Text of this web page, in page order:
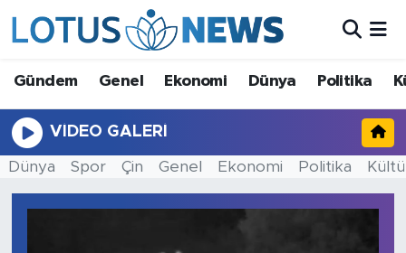
Gündem Genel Ekonomi Dünya Politika
VIDEO GALERI
Dünya Spor Çin Genel Ekonomi Politika
Ekonomi
Dünya
Politika